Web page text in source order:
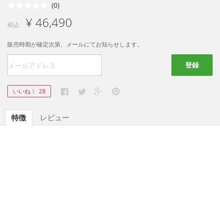
(0)
税込 ¥ 46,490
販売時期が確定次第、メールにてお知らせします。
登録
いいね！ 28
特徴 レビュー